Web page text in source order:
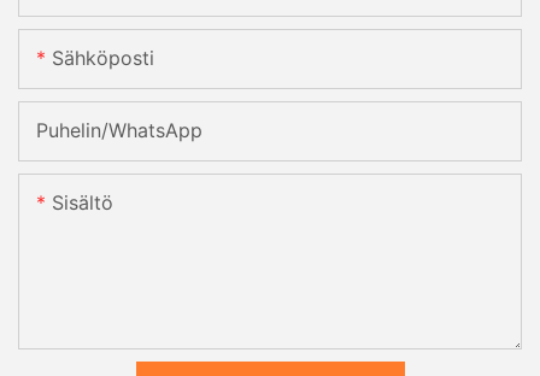
Sähköposti
Puhelin/WhatsApp
Sisältö